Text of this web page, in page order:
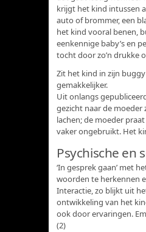
krijgt het kind intussen
auto of brommer, een
het kind vooral benen,
eenkennige baby’s en
tocht door zo’n drukke
Zit het kind in zijn
gemakkelijker.
Uit onlangs
gezicht naar de moeder
lachen; de moeder
vaker ongebruikt. Het
Psychische en
‘In gesprek gaan’ met
woorden te herkennen
Interactie, zo blijkt uit
ontwikkeling van het
ook door ervaringen.
(2)